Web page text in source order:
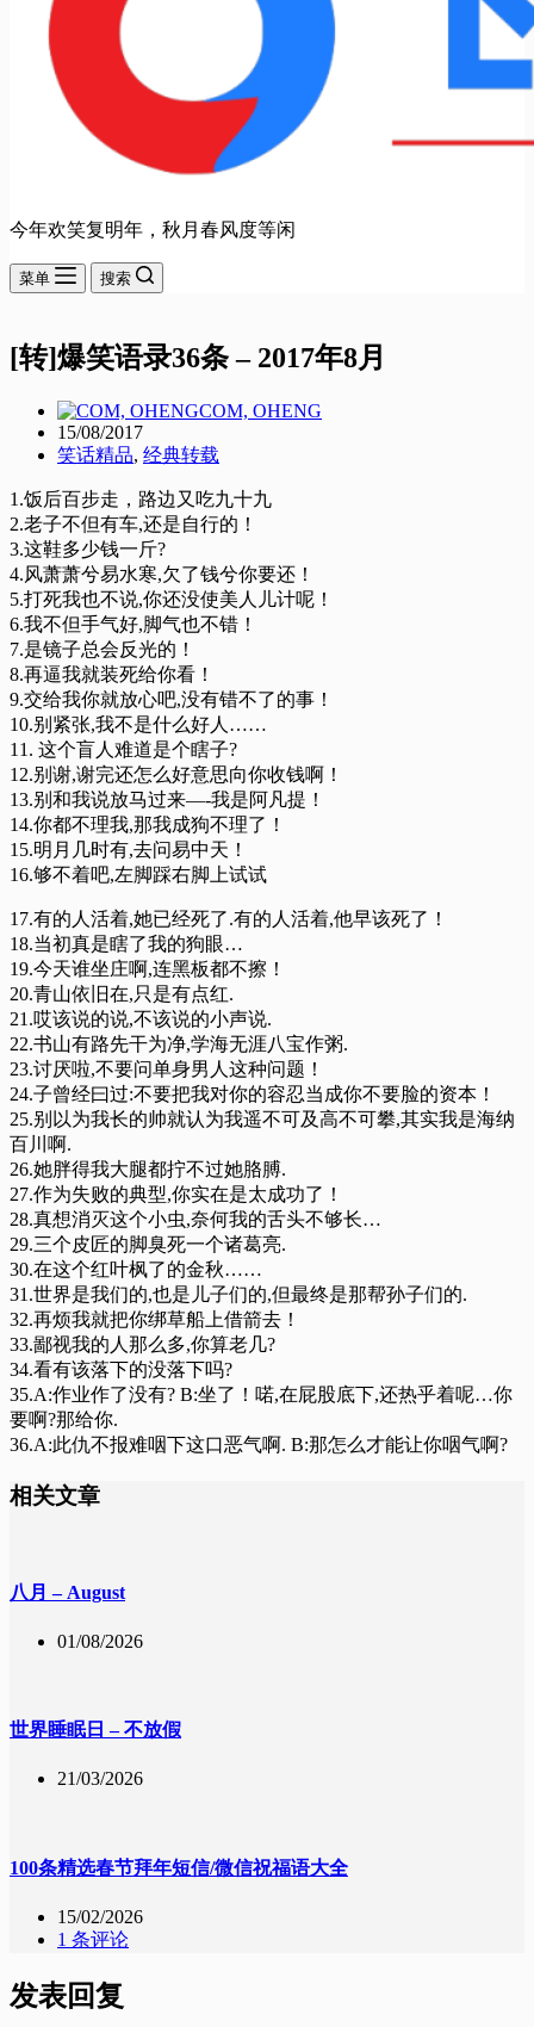
今年欢笑复明年，秋月春风度等闲
菜单 搜索
[转]爆笑语录36条 – 2017年8月
COM, OHENG
15/08/2017
笑话精品, 经典转载
1.饭后百步走，路边又吃九十九
2.老子不但有车,还是自行的！
3.这鞋多少钱一斤?
4.风萧萧兮易水寒,欠了钱兮你要还！
5.打死我也不说,你还没使美人儿计呢！
6.我不但手气好,脚气也不错！
7.是镜子总会反光的！
8.再逼我就装死给你看！
9.交给我你就放心吧,没有错不了的事！
10.别紧张,我不是什么好人……
11. 这个盲人难道是个瞎子?
12.别谢,谢完还怎么好意思向你收钱啊！
13.别和我说放马过来—-我是阿凡提！
14.你都不理我,那我成狗不理了！
15.明月几时有,去问易中天！
16.够不着吧,左脚踩右脚上试试
17.有的人活着,她已经死了.有的人活着,他早该死了！
18.当初真是瞎了我的狗眼…
19.今天谁坐庄啊,连黑板都不擦！
20.青山依旧在,只是有点红.
21.哎该说的说,不该说的小声说.
22.书山有路先干为净,学海无涯八宝作粥.
23.讨厌啦,不要问单身男人这种问题！
24.子曾经曰过:不要把我对你的容忍当成你不要脸的资本！
25.别以为我长的帅就认为我遥不可及高不可攀,其实我是海纳
百川啊.
26.她胖得我大腿都拧不过她胳膊.
27.作为失败的典型,你实在是太成功了！
28.真想消灭这个小虫,奈何我的舌头不够长…
29.三个皮匠的脚臭死一个诸葛亮.
30.在这个红叶枫了的金秋……
31.世界是我们的,也是儿子们的,但最终是那帮孙子们的.
32.再烦我就把你绑草船上借箭去！
33.鄙视我的人那么多,你算老几?
34.看有该落下的没落下吗?
35.A:作业作了没有? B:坐了！喏,在屁股底下,还热乎着呢…你
要啊?那给你.
36.A:此仇不报难咽下这口恶气啊. B:那怎么才能让你咽气啊?
相关文章
八月 – August
01/08/2026
世界睡眠日 – 不放假
21/03/2026
100条精选春节拜年短信/微信祝福语大全
15/02/2026
1 条评论
发表回复